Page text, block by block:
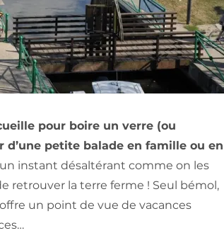
pour boire un verre (ou
petite balade en famille ou en
instant désaltérant comme on les
retrouver la terre ferme ! Seul bémol,
un point de vue de vacances